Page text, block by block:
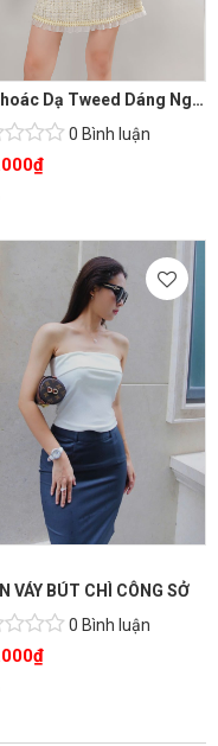
Áo Khoác Dạ Tweed Dáng Ngắn Đáng Yêu
0 Bình luận
₫
VÁY BÚT CHÌ CÔNG SỞ
0 Bình luận
₫